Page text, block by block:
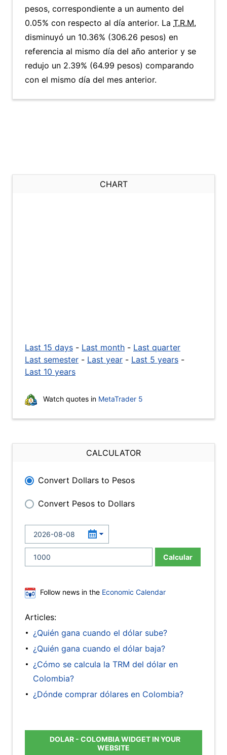
pesos, correspondiente a un aumento del
0.05% con respecto al día anterior. La T.R.M.
disminuyó un 10.36% (306.26 pesos) en
referencia al mismo día del año anterior y se
redujo un 2.39% (64.99 pesos) comparando
con el mismo día del mes anterior.
CHART
Last 15 days - Last month - Last quarter
Last semester - Last year - Last 5 years -
Last 10 years
Watch quotes in MetaTrader 5
CALCULATOR
Convert Dollars to Pesos
Convert Pesos to Dollars
Calcular
Follow news in the Economic Calendar
Articles:
¿Quién gana cuando el dólar sube?
¿Quién gana cuando el dólar baja?
¿Cómo se calcula la TRM del dólar en
Colombia?
¿Dónde comprar dólares en Colombia?
DOLAR - COLOMBIA WIDGET IN YOUR
WEBSITE